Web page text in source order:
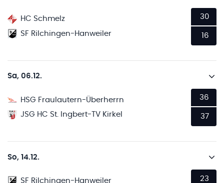
HC Schmelz
SF Rilchingen-Hanweiler
30
16
Sa, 06.12.
HSG Fraulautern-Überherrn
JSG HC St. Ingbert-TV Kirkel
36
37
So, 14.12.
SF Rilchingen-Hanweiler 23